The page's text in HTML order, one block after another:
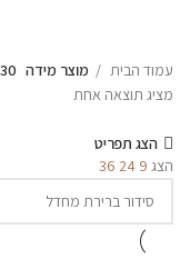
עמוד הבית מוצר מידה
מציג תוצאה אחת
הצג תפריט
הצג 9
24
36